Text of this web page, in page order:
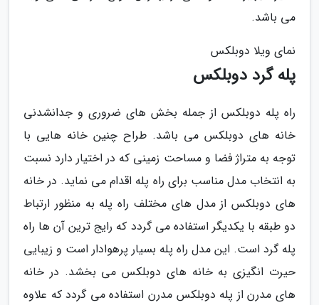
می باشد.
نمای ویلا دوبلکس
پله گرد دوبلکس
راه پله دوبلکس از جمله بخش های ضروری و جدانشدنی
خانه های دوبلکس می باشد. طراح چنین خانه هایی با
توجه به متراژ فضا و مساحت زمینی که در اختیار دارد نسبت
به انتخاب مدل مناسب برای راه پله اقدام می نماید. در خانه
های دوبلکس از مدل های مختلف راه پله به منظور ارتباط
دو طبقه با یکدیگر استفاده می گردد که رایج ترین آن ها راه
پله گرد است. این مدل راه پله بسیار پرهوادار است و زیبایی
حیرت انگیزی به خانه های دوبلکس می بخشد. در خانه
های مدرن از پله دوبلکس مدرن استفاده می گردد که علاوه